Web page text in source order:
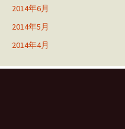
2014年6月
2014年5月
2014年4月